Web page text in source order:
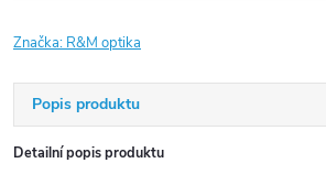
Značka: R&M optika
Popis produktu
Detailní popis produktu